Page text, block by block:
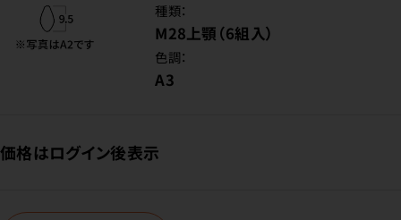
種類：
M28上顎（6組入）
色調：
A3
価格はログイン後表示